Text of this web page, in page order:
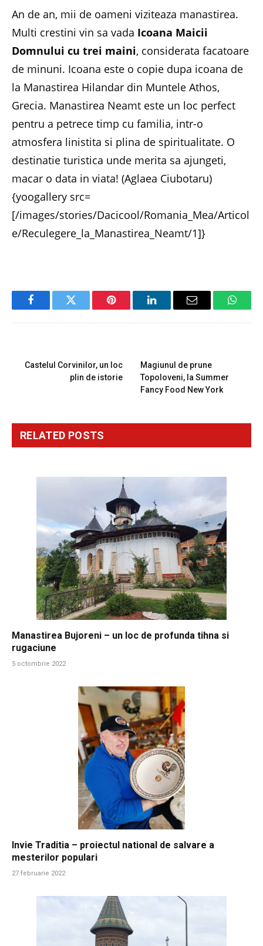
An de an, mii de oameni viziteaza manastirea.
Multi crestini vin sa vada Icoana Maicii
Domnului cu trei maini, considerata facatoare
de minuni. Icoana este o copie dupa icoana de
la Manastirea Hilandar din Muntele Athos,
Grecia. Manastirea Neamt este un loc perfect
pentru a petrece timp cu familia, intr-o
atmosfera linistita si plina de spiritualitate. O
destinatie turistica unde merita sa ajungeti,
macar o data in viata! (Aglaea Ciubotaru)
{yoogallery src=
[/images/stories/Dacicool/Romania_Mea/Articol
e/Reculegere_la_Manastirea_Neamt/1]}
FacebookTwitter Pinterest LinkedInEmail
Castelul Corvinilor, un loc
plin de istorie
Magiunul de prune
Topoloveni, la Summer
Fancy Food New York
RELATED POSTS
Manastirea Bujoreni – un loc de profunda tihna si
rugaciune
5 octombrie 2022
Invie Traditia – proiectul national de salvare a
mesterilor populari
27 februarie 2022